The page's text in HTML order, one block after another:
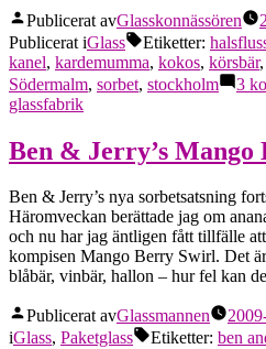
Publicerat avGlasskonnässören
Publicerat iGlass Etiketter:
kanel, kardemumma, kokos, körsbär,
Södermalm, sorbet, stockholm 3
glassfabrik
Ben & Jerry’s
Ben & Jerry’s nya sorbetsatsning
Häromveckan berättade jag om
och nu har jag äntligen fått tillfälle
kompisen Mango Berry Swirl. Det
blåbär, vinbär, hallon – hur fel kan
Publicerat avGlassmannen
iGlass, Paketglass Etiketter: ben